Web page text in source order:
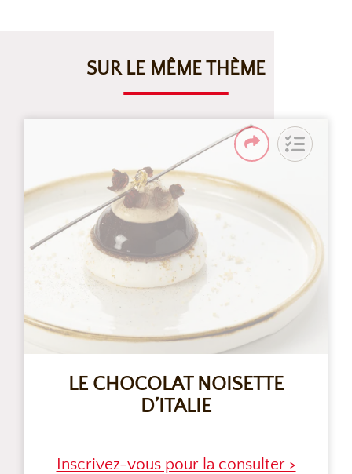
SUR LE MÊME THÈME
LE CHOCOLAT NOISETTE
D’ITALIE
Inscrivez-vous pour la consulter >